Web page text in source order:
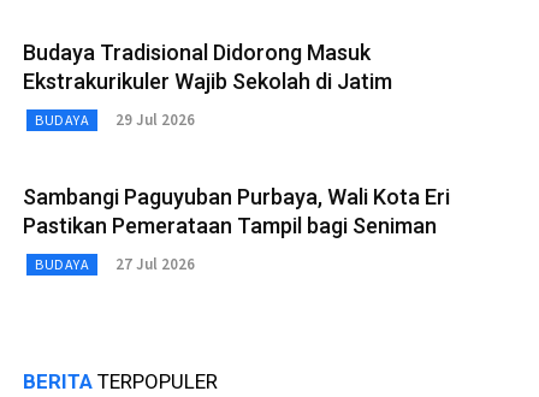
Budaya Tradisional Didorong Masuk
Ekstrakurikuler Wajib Sekolah di Jatim
BUDAYA 29 Jul 2026
Sambangi Paguyuban Purbaya, Wali Kota Eri
Pastikan Pemerataan Tampil bagi Seniman
BUDAYA 27 Jul 2026
BERITA TERPOPULER